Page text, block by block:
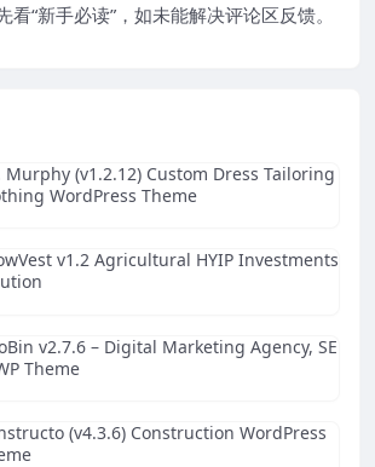
看“新手必读”，如未能解决评论区反馈。
Murphy (v1.2.12) Custom Dress Tailoring
WordPress Theme
v1.2 Agricultural HYIP Investments
v2.7.6 – Digital Marketing Agency, SE
Theme
(v4.3.6) Construction WordPress